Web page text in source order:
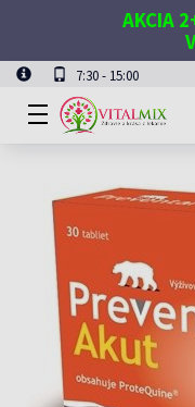
AKCIA 2+1
7:30 - 15:00